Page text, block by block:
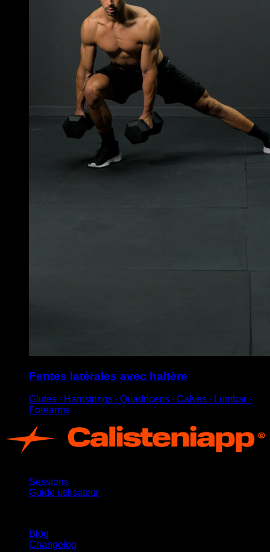
Fentes latérales avec haltère
Glutes ∙ Hamstrings ∙ Quadriceps ∙ Calves ∙ Lumbar ∙
Forearms
Sessions
Guide utilisateur
Blog
Changelog